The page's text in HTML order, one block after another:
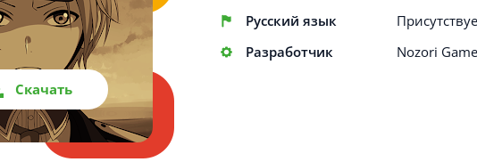
Скачать
Русский язык
Разработчик
Nozori